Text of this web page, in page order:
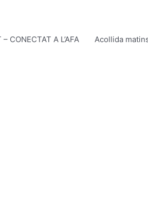
CONECTAT A L’AFA Acollida